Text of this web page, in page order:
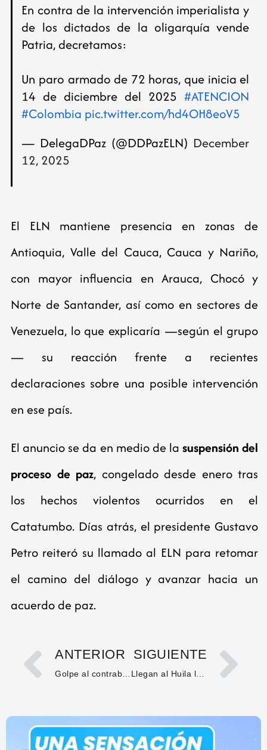
En contra de la intervención imperialista y
de los dictados de la oligarquía vende
Patria, decretamos:
Un paro armado de 72 horas, que inicia el
14 de diciembre del 2025#ATENCION
#Colombia pic.twitter.com/hd4OH8eoV5
— DelegaDPaz (@DDPazELN) December
12, 2025
El ELN mantiene presencia en zonas de
Antioquia, Valle del Cauca, Cauca y Nariño,
con mayor influencia en Arauca, Chocó y
Norte de Santander, así como en sectores de
Venezuela, lo que explicaría —según el grupo
— su reacción frente a recientes
declaraciones sobre una posible intervención
en ese país.
El anuncio se da en medio de lasuspensión del
proceso de paz, congelado desde enero tras
los hechos violentos ocurridos en el
Catatumbo. Días atrás, el presidente Gustavo
Petro reiteró su llamado al ELN para retomar
el camino del diálogo y avanzar hacia un
acuerdo de paz.
ANTERIOR
Golpe al contrabando en el Huila deja más de 13 mil productos incautados en 2025
SIGUIENTE
Llegan al Huila las primeras 4.800 dosis de vacuna contra el dengue